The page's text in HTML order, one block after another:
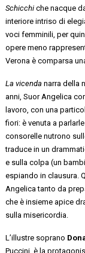
Schicchiche nacque
interiore intriso di
voci femminili, per
opere meno
Verona è comparsa
La vicenda narra della
anni, Suor Angelica
lavoro, con una
fiori: è venuta a
consorelle nutrono
traduce in un
e sulla colpa (un
espiando in clausura.
Angelica tanto da
che è insieme apice
sulla misericordia.
L’illustre soprano
Puccini, è la